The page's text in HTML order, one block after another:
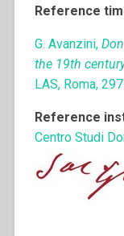
Reference
G. Avanzini,
the 19th
LAS, Roma,
Reference
Centro Studi